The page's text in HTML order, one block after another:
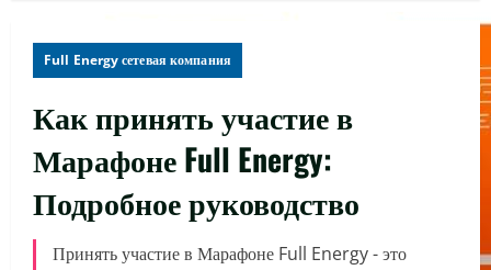
Full Energy сетевая компания
Как принять участие в
Марафоне Full Energy:
Подробное руководство
Принять участие в Марафоне Full Energy - это